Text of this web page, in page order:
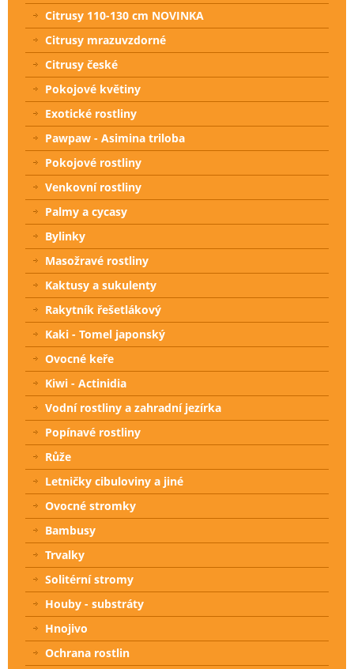
Citrusy 110-130 cm NOVINKA
Citrusy mrazuvzdorné
Citrusy české
Pokojové květiny
Exotické rostliny
Pawpaw - Asimina triloba
Pokojové rostliny
Venkovní rostliny
Palmy a cycasy
Bylinky
Masožravé rostliny
Kaktusy a sukulenty
Rakytník řešetlákový
Kaki - Tomel japonský
Ovocné keře
Kiwi - Actinidia
Vodní rostliny a zahradní jezírka
Popínavé rostliny
Růže
Letničky cibuloviny a jiné
Ovocné stromky
Bambusy
Trvalky
Solitérní stromy
Houby - substráty
Hnojivo
Ochrana rostlin